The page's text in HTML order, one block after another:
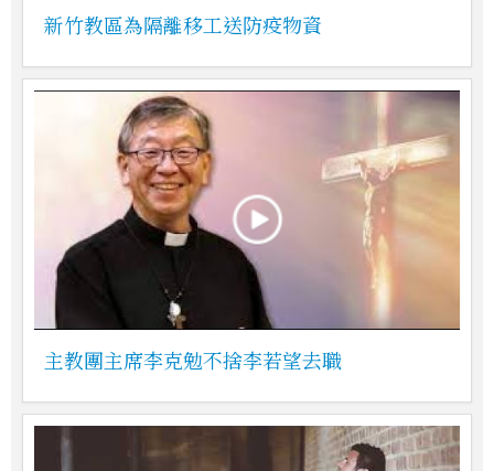
新竹教區為隔離移工送防疫物資
主教團主席李克勉不捨李若望去職